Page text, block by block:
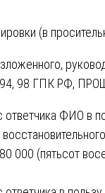
(в
98 ГПК РФ,
ответчика ФИО в
000 (пятьсот